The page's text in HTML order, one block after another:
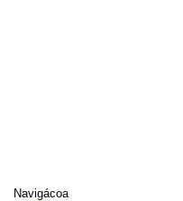
Navigácoa